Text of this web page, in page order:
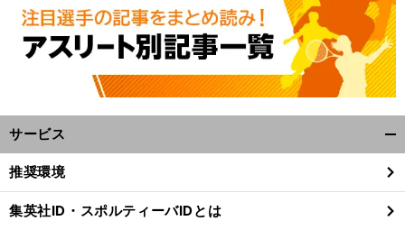
サービス
閉
る
推奨環境
集英社ID・スポルティーバIDとは